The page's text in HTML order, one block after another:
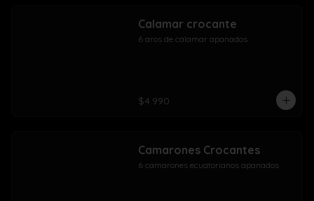
Calamar crocante
6 aros de calamar apanados
$4.990
Camarones Crocantes
6 camarones ecuatorianos apanados